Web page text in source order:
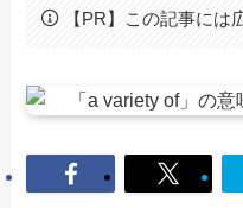
【PR】この記事には